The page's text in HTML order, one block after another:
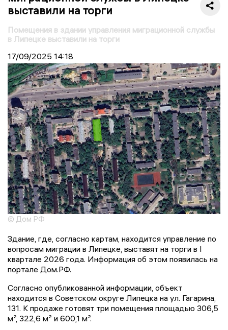
выставили на торги
Помещения в здании управления миграционной службы
в Липецке выставили на торги
17/09/2025 14:18
© Дом РФ
Здание, где, согласно картам, находится управление по
вопросам миграции в Липецке, выставят на торги в I
квартале 2026 года. Информация об этом появилась на
портале Дом.РФ.
Согласно опубликованной информации, объект
находится в Советском округе Липецка на ул. Гагарина,
131. К продаже готовят три помещения площадью 306,5
м², 322,6 м² и 600,1 м².